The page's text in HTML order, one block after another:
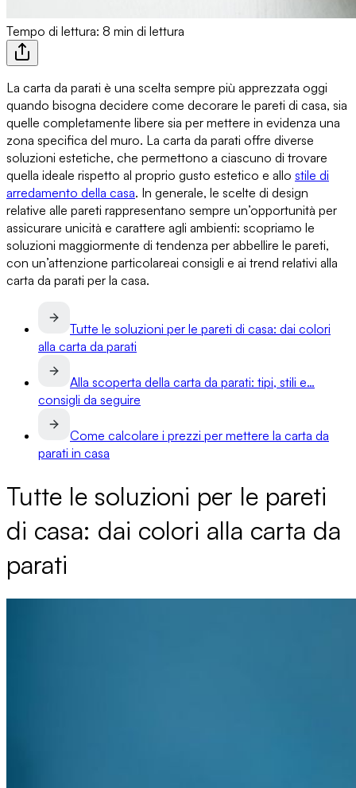
Tempo di lettura: 8 min di lettura
La carta da parati è una scelta sempre più apprezzata oggi
quando bisogna decidere come decorare le pareti di casa, sia
quelle completamente libere sia per mettere in evidenza una
zona specifica del muro. La carta da parati offre diverse
soluzioni estetiche, che permettono a ciascuno di trovare
quella ideale rispetto al proprio gusto estetico e allo stile di
arredamento della casa. In generale, le scelte di design
relative alle pareti rappresentano sempre un’opportunità per
assicurare unicità e carattere agli ambienti: scopriamo le
soluzioni maggiormente di tendenza per abbellire le pareti,
con un’attenzione particolareai consigli e ai trend relativi alla
carta da parati per la casa.
Tutte le soluzioni per le pareti di casa: dai colori
alla carta da parati
Alla scoperta della carta da parati: tipi, stili e…
consigli da seguire
Come calcolare i prezzi per mettere la carta da
parati in casa
Tutte le soluzioni per le pareti
di casa: dai colori alla carta da
parati